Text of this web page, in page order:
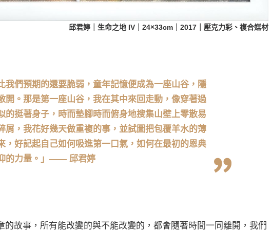
邱君婷｜生命之地 IV｜24×33cm｜2017｜壓克力彩、複合媒材
我們預期的還要脆弱，童年記憶便成為一座山谷，隱
開。那是第一座山谷，我在其中來回走動，像穿著過
的挺著身子，時而墊腳時而俯身地搜集山壁上零散易
屑，我花好幾天做重複的事，並試圖把包覆羊水的薄
，好記起自己如何吸進第一口氣，如何在最初的恩典
的力量。」—— 邱君婷
的故事，所有能改變的與不能改變的，都會隨著時間一同離開，我們